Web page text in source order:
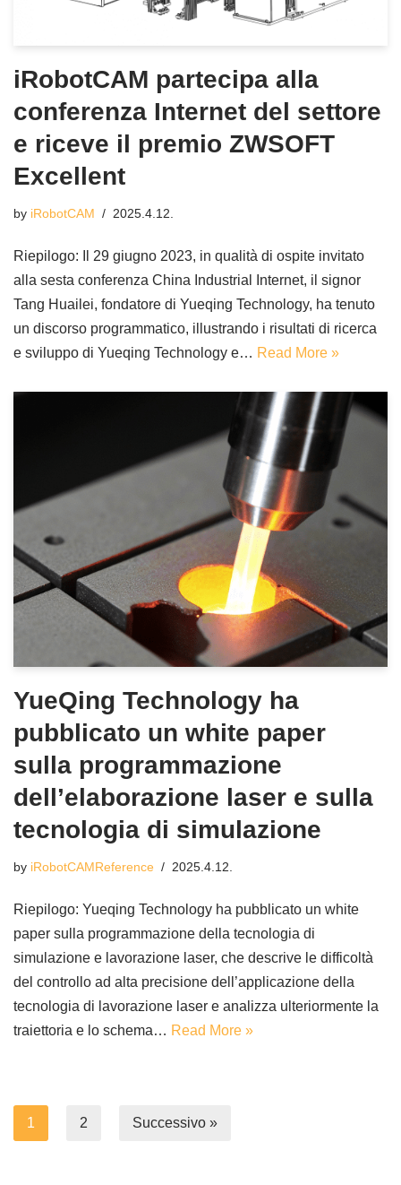
iRobotCAM partecipa alla
conferenza Internet del settore
e riceve il premio ZWSOFT
Excellent
by iRobotCAM 2025.4.12.
Riepilogo: Il 29 giugno 2023, in qualità di ospite invitato
alla sesta conferenza China Industrial Internet, il signor
Tang Huailei, fondatore di Yueqing Technology, ha tenuto
un discorso programmatico, illustrando i risultati di ricerca
e sviluppo di Yueqing Technology e… Read More »
YueQing Technology ha
pubblicato un white paper
sulla programmazione
dell’elaborazione laser e sulla
tecnologia di simulazione
by iRobotCAMReference 2025.4.12.
Riepilogo: Yueqing Technology ha pubblicato un white
paper sulla programmazione della tecnologia di
simulazione e lavorazione laser, che descrive le difficoltà
del controllo ad alta precisione dell’applicazione della
tecnologia di lavorazione laser e analizza ulteriormente la
traiettoria e lo schema… Read More »
1 2 Successivo »